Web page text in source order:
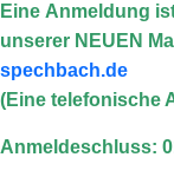
Eine Anmeldung
unserer NEUEN
spechbach.de
(Eine telefonische
Anmeldeschluss: